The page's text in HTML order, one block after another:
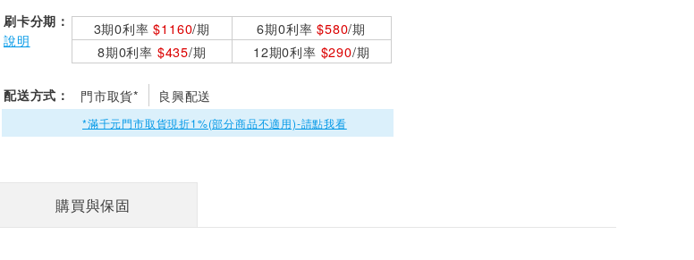
刷卡分期：
說明
3期0利率$1160/期 6期0利率$580/期
8期0利率 $435/期 12期0利率 $290/期
配送方式： 門市取貨* 良興配送
*滿千元門市取貨現折1%(部分商品不適用)-請點我看
購買與保固